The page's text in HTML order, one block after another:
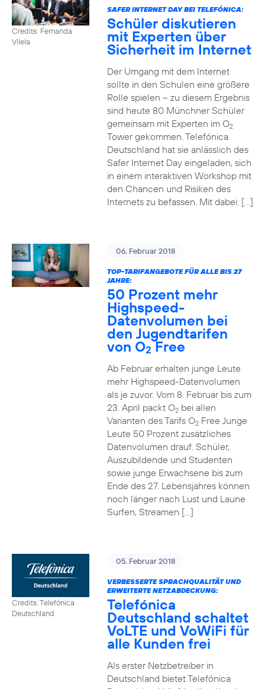
Credits: Fernanda
Vilela
SAFER INTERNET DAY BEI TELEFÓNICA:
Schüler diskutieren
mit Experten über
Sicherheit im Internet
Der Umgang mit dem Internet
sollte in den Schulen eine größere
Rolle spielen – zu diesem Ergebnis
sind heute 80 Münchner Schüler
gemeinsam mit Experten im O2
Tower gekommen. Telefónica
Deutschland hat sie anlässlich des
Safer Internet Day eingeladen, sich
in einem interaktiven Workshop mit
den Chancen und Risiken des
Internets zu befassen. Mit dabei: […]
06. Februar 2018
TOP-TARIFANGEBOTE FÜR ALLE BIS 27
JAHRE:
50 Prozent mehr
Highspeed-
Datenvolumen bei
den Jugendtarifen
von O2Free
Ab Februar erhalten junge Leute
mehr Highspeed-Datenvolumen
als je zuvor. Vom 8. Februar bis zum
23. April packt O2bei allen
Varianten des Tarifs O2Free Junge
Leute 50 Prozent zusätzliches
Datenvolumen drauf. Schüler,
Auszubildende und Studenten
sowie junge Erwachsene bis zum
Ende des 27. Lebensjahres können
noch länger nach Lust und Laune
Surfen, Streamen […]
Credits: Telefónica
Deutschland
05. Februar 2018
VERBESSERTE SPRACHQUALITÄT UND
ERWEITERTE NETZABDECKUNG:
Telefónica
Deutschland schaltet
VoLTE und VoWiFi für
alle Kunden frei
Als erster Netzbetreiber in
Deutschland bietet Telefónica